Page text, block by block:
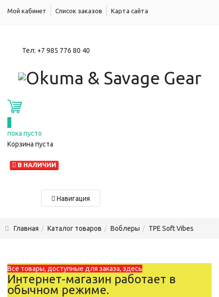
Мой кабинет Список заказов Карта сайта
Тел: +7 985 776 80 40
пока пусто
Корзина пуста
В НАЛИЧИИ
Навигация
Главная Каталог товаров Воблеры TPE Soft Vibes
Все товары, доступные для заказа, здесь
Интернет-магазин работает в
обычном режиме.